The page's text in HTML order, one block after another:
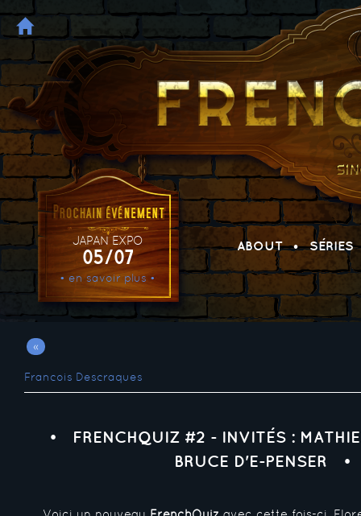
JAPAN EXPO
05/07
• en savoir plus •
ABOUT SÉRIES
«
Francois Descraques
FRENCHQUIZ #2 - INVITÉS :
BRUCE D'E-PENSER